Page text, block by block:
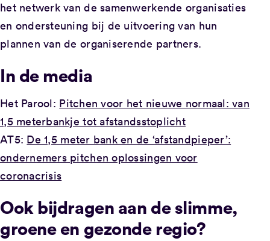
het netwerk van de samenwerkende organisaties
en ondersteuning bij de uitvoering van hun
plannen van de organiserende partners.
In de media
Het Parool: Pitchen voor het nieuwe normaal: van
1,5 meterbankje tot afstandsstoplicht
AT5: De 1,5 meter bank en de ‘afstandpieper’:
ondernemers pitchen oplossingen voor
coronacrisis
Ook bijdragen aan de slimme,
groene en gezonde regio?